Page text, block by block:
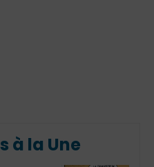
à la Une